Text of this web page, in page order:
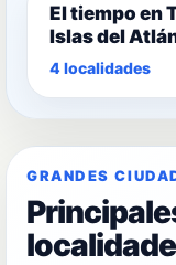
El tiempo en
Islas del
4 localidades
GRANDES